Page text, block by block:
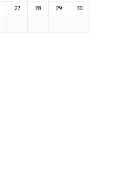
27 28 29 30